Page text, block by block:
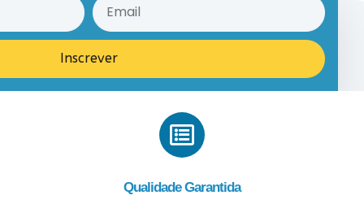
Inscrever
Qualidade Garantida